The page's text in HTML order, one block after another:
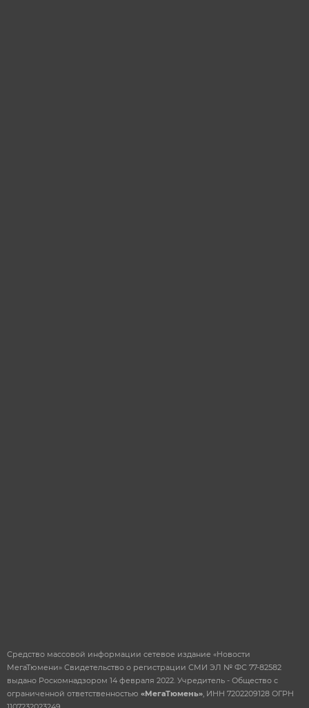
Средство массовой информации сетевое издание «Новости
МегаТюмени» Свидетельство о регистрации СМИ ЭЛ № ФС 77-82582
выдано Роскомнадзором 14 февраля 2022. Учредитель - Общество с
ограниченной ответственностью «МегаТюмень» , ИНН 7202209128 ОГРН